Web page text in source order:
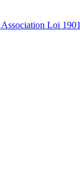
Association Loi 1901